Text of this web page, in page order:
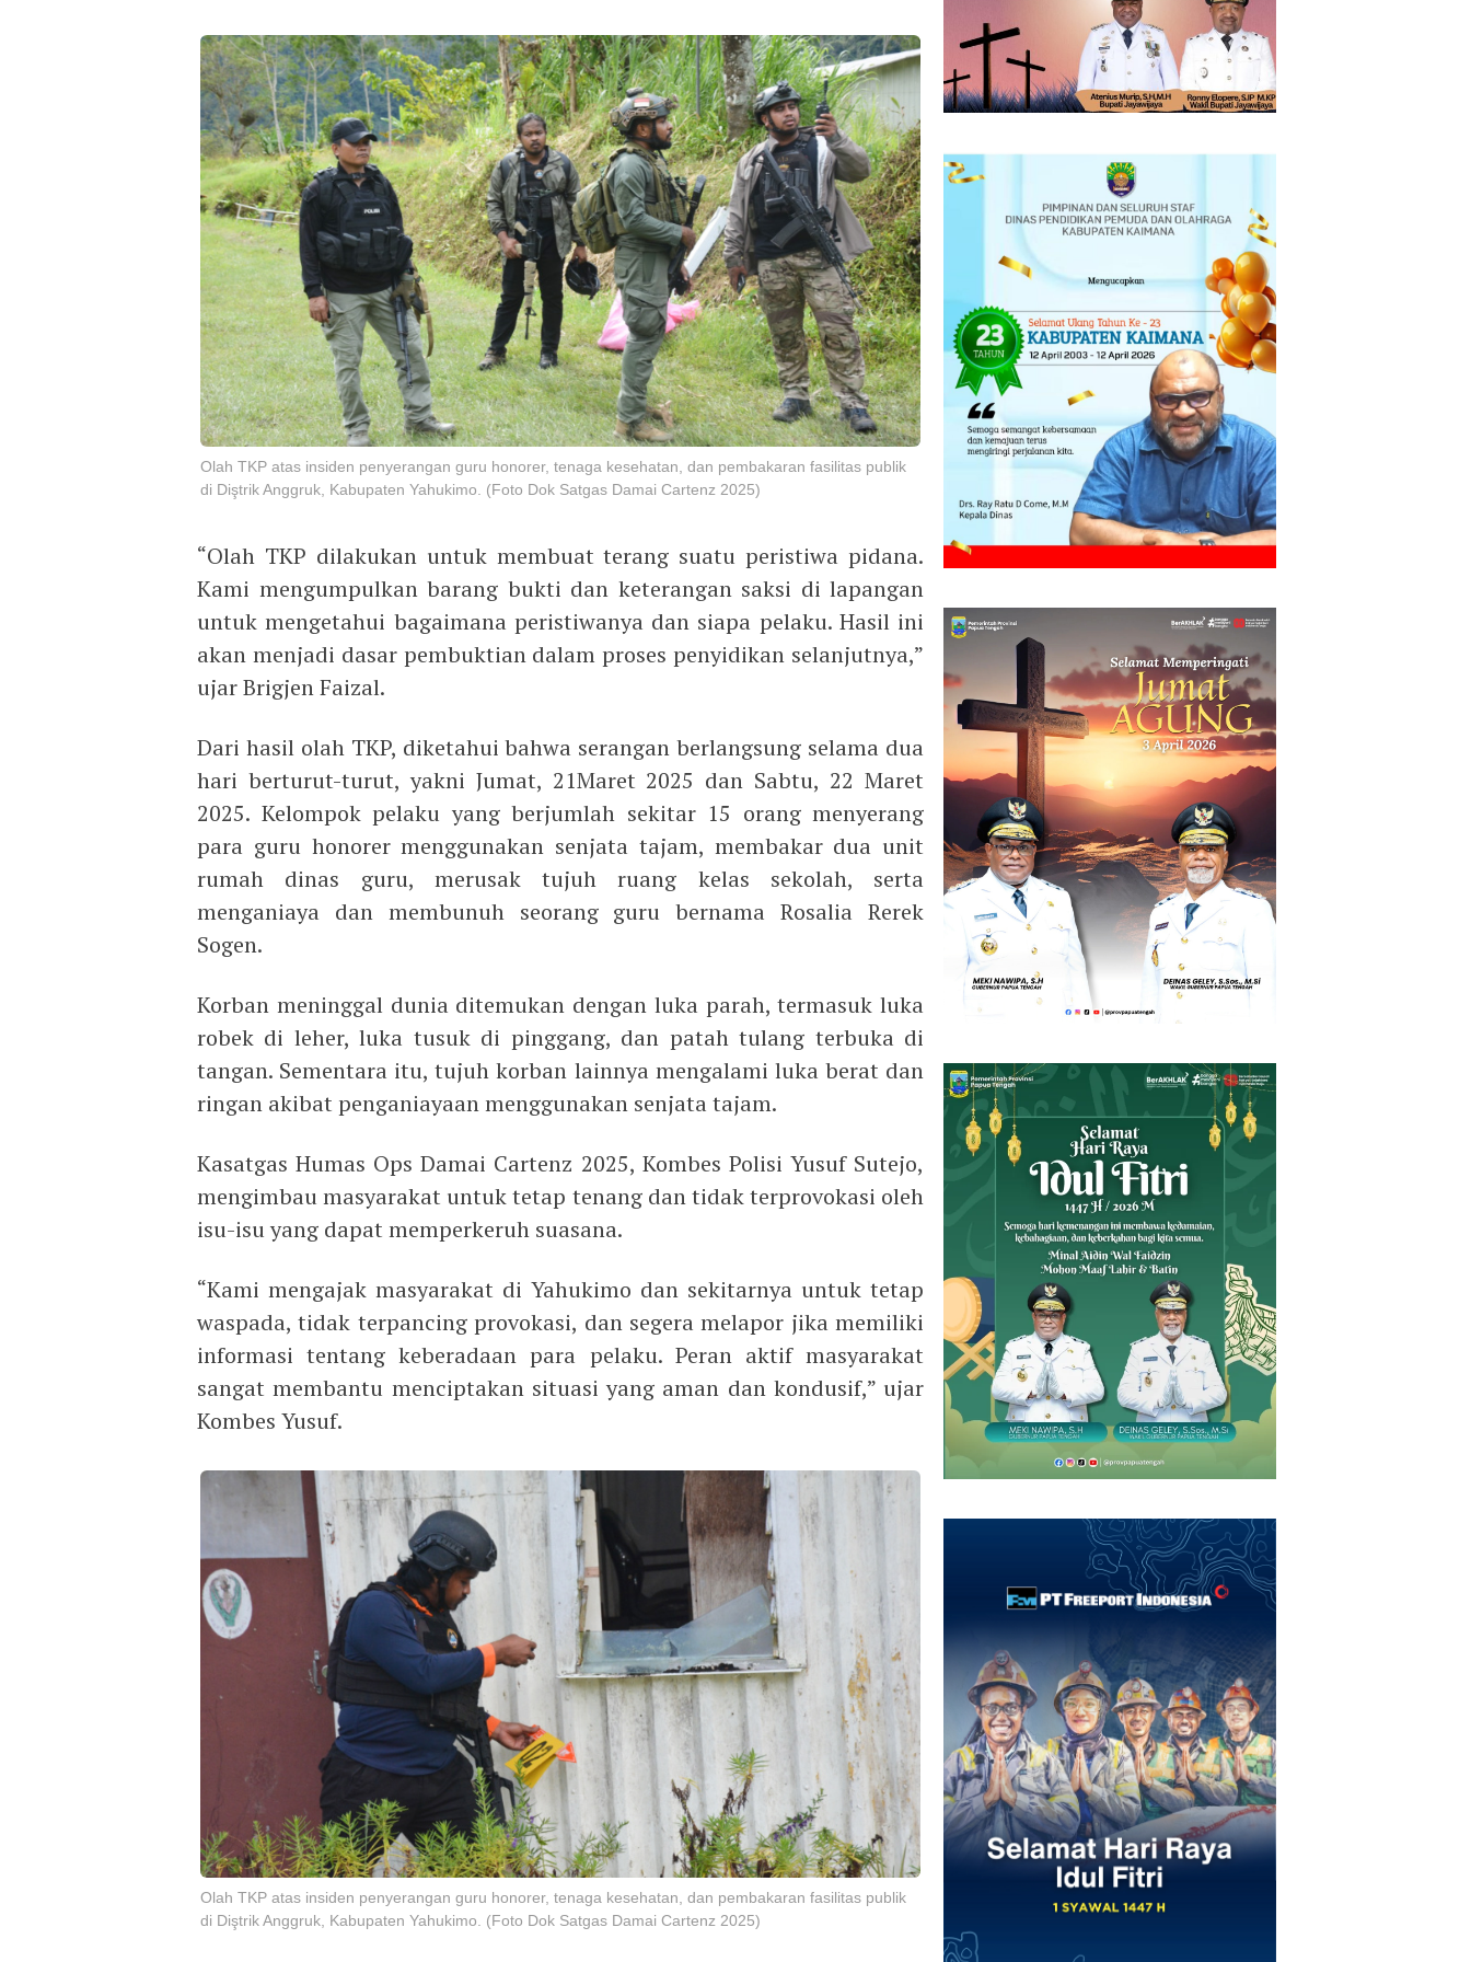
Olah TKP atas insiden penyerangan guru honorer, tenaga kesehatan, dan pembakaran fasilitas publik
di Diştrik Anggruk, Kabupaten Yahukimo. (Foto Dok Satgas Damai Cartenz 2025)
“Olah TKP dilakukan untuk membuat terang suatu peristiwa pidana.
Kami mengumpulkan barang bukti dan keterangan saksi di lapangan
untuk mengetahui bagaimana peristiwanya dan siapa pelaku. Hasil ini
akan menjadi dasar pembuktian dalam proses penyidikan selanjutnya,”
ujar Brigjen Faizal.
Dari hasil olah TKP, diketahui bahwa serangan berlangsung selama dua
hari berturut-turut, yakni Jumat, 21Maret 2025 dan Sabtu, 22 Maret
2025. Kelompok pelaku yang berjumlah sekitar 15 orang menyerang
para guru honorer menggunakan senjata tajam, membakar dua unit
rumah dinas guru, merusak tujuh ruang kelas sekolah, serta
menganiaya dan membunuh seorang guru bernama Rosalia Rerek
Sogen.
Korban meninggal dunia ditemukan dengan luka parah, termasuk luka
robek di leher, luka tusuk di pinggang, dan patah tulang terbuka di
tangan. Sementara itu, tujuh korban lainnya mengalami luka berat dan
ringan akibat penganiayaan menggunakan senjata tajam.
Kasatgas Humas Ops Damai Cartenz 2025, Kombes Polisi Yusuf Sutejo,
mengimbau masyarakat untuk tetap tenang dan tidak terprovokasi oleh
isu-isu yang dapat memperkeruh suasana.
“Kami mengajak masyarakat di Yahukimo dan sekitarnya untuk tetap
waspada, tidak terpancing provokasi, dan segera melapor jika memiliki
informasi tentang keberadaan para pelaku. Peran aktif masyarakat
sangat membantu menciptakan situasi yang aman dan kondusif,” ujar
Kombes Yusuf.
Olah TKP atas insiden penyerangan guru honorer, tenaga kesehatan, dan pembakaran fasilitas publik
di Diştrik Anggruk, Kabupaten Yahukimo. (Foto Dok Satgas Damai Cartenz 2025)